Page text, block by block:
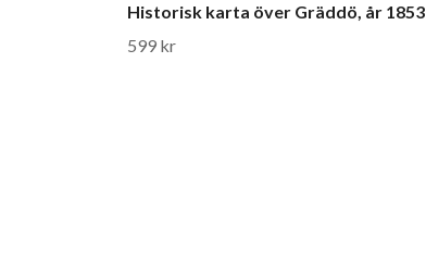
Historisk karta över Gräddö, år 1853
599 kr